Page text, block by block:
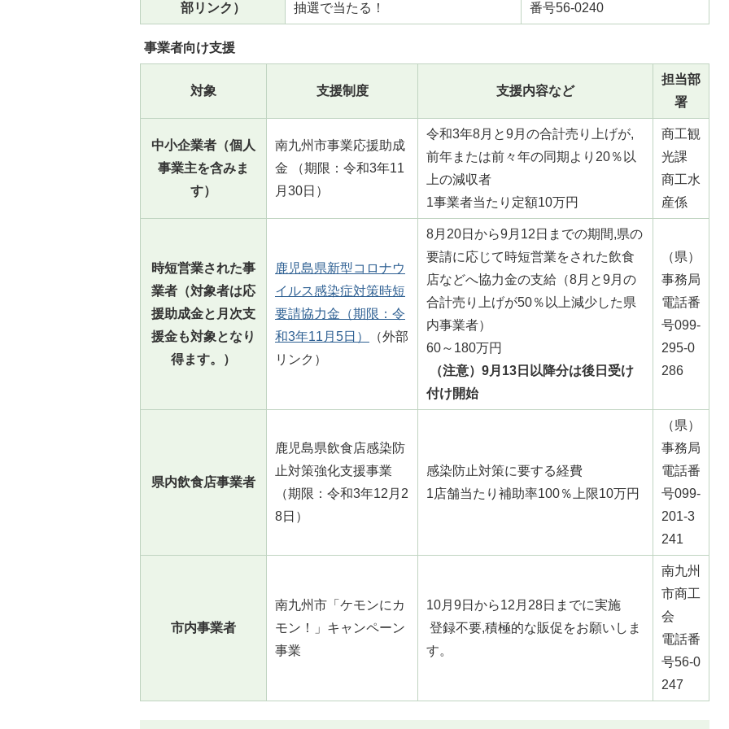
部リンク）
抽選で当たる！
番号56-0240
事業者向け支援
対象 支援制度 支援内容など
担当部
署
中小企業者（個人
事業主を含みま
す）
南九州市事業応援助成
金 （期限：令和3年11
月30日）
令和3年8月と9月の合計売り上げが,
前年または前々年の同期より20％以
上の減収者
1事業者当たり定額10万円
商工観
光課
商工水
産係
時短営業された事
業者（対象者は応
援助成金と月次支
援金も対象となり
得ます。）
鹿児島県新型コロナウ
イルス感染症対策時短
要請協力金（期限：令
和3年11月5日）
（外部
リンク）
8月20日から9月12日までの期間,県の
要請に応じて時短営業をされた飲食
店などへ協力金の支給（8月と9月の
合計売り上げが50％以上減少した県
内事業者）
60～180万円
（注意）9月13日以降分は後日受け
付け開始
（県）
事務局
電話番
号099-
295-0
286
県内飲食店事業者
鹿児島県飲食店感染防
止対策強化支援事業
（期限：令和3年12月2
8日）
感染防止対策に要する経費
1店舗当たり補助率100％上限10万円
（県）
事務局
電話番
号099-
201-3
241
市内事業者
南九州市「ケモンにカ
モン！」キャンペーン
事業
10月9日から12月28日までに実施
登録不要,積極的な販促をお願いしま
す。
南九州
市商工
会
電話番
号56-0
247